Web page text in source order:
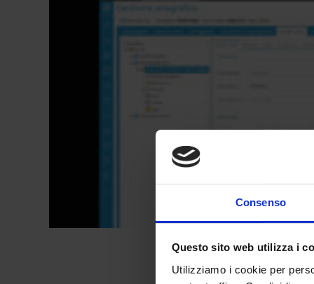
Consenso
Questo sito web utilizza i
Utilizziamo i cookie per